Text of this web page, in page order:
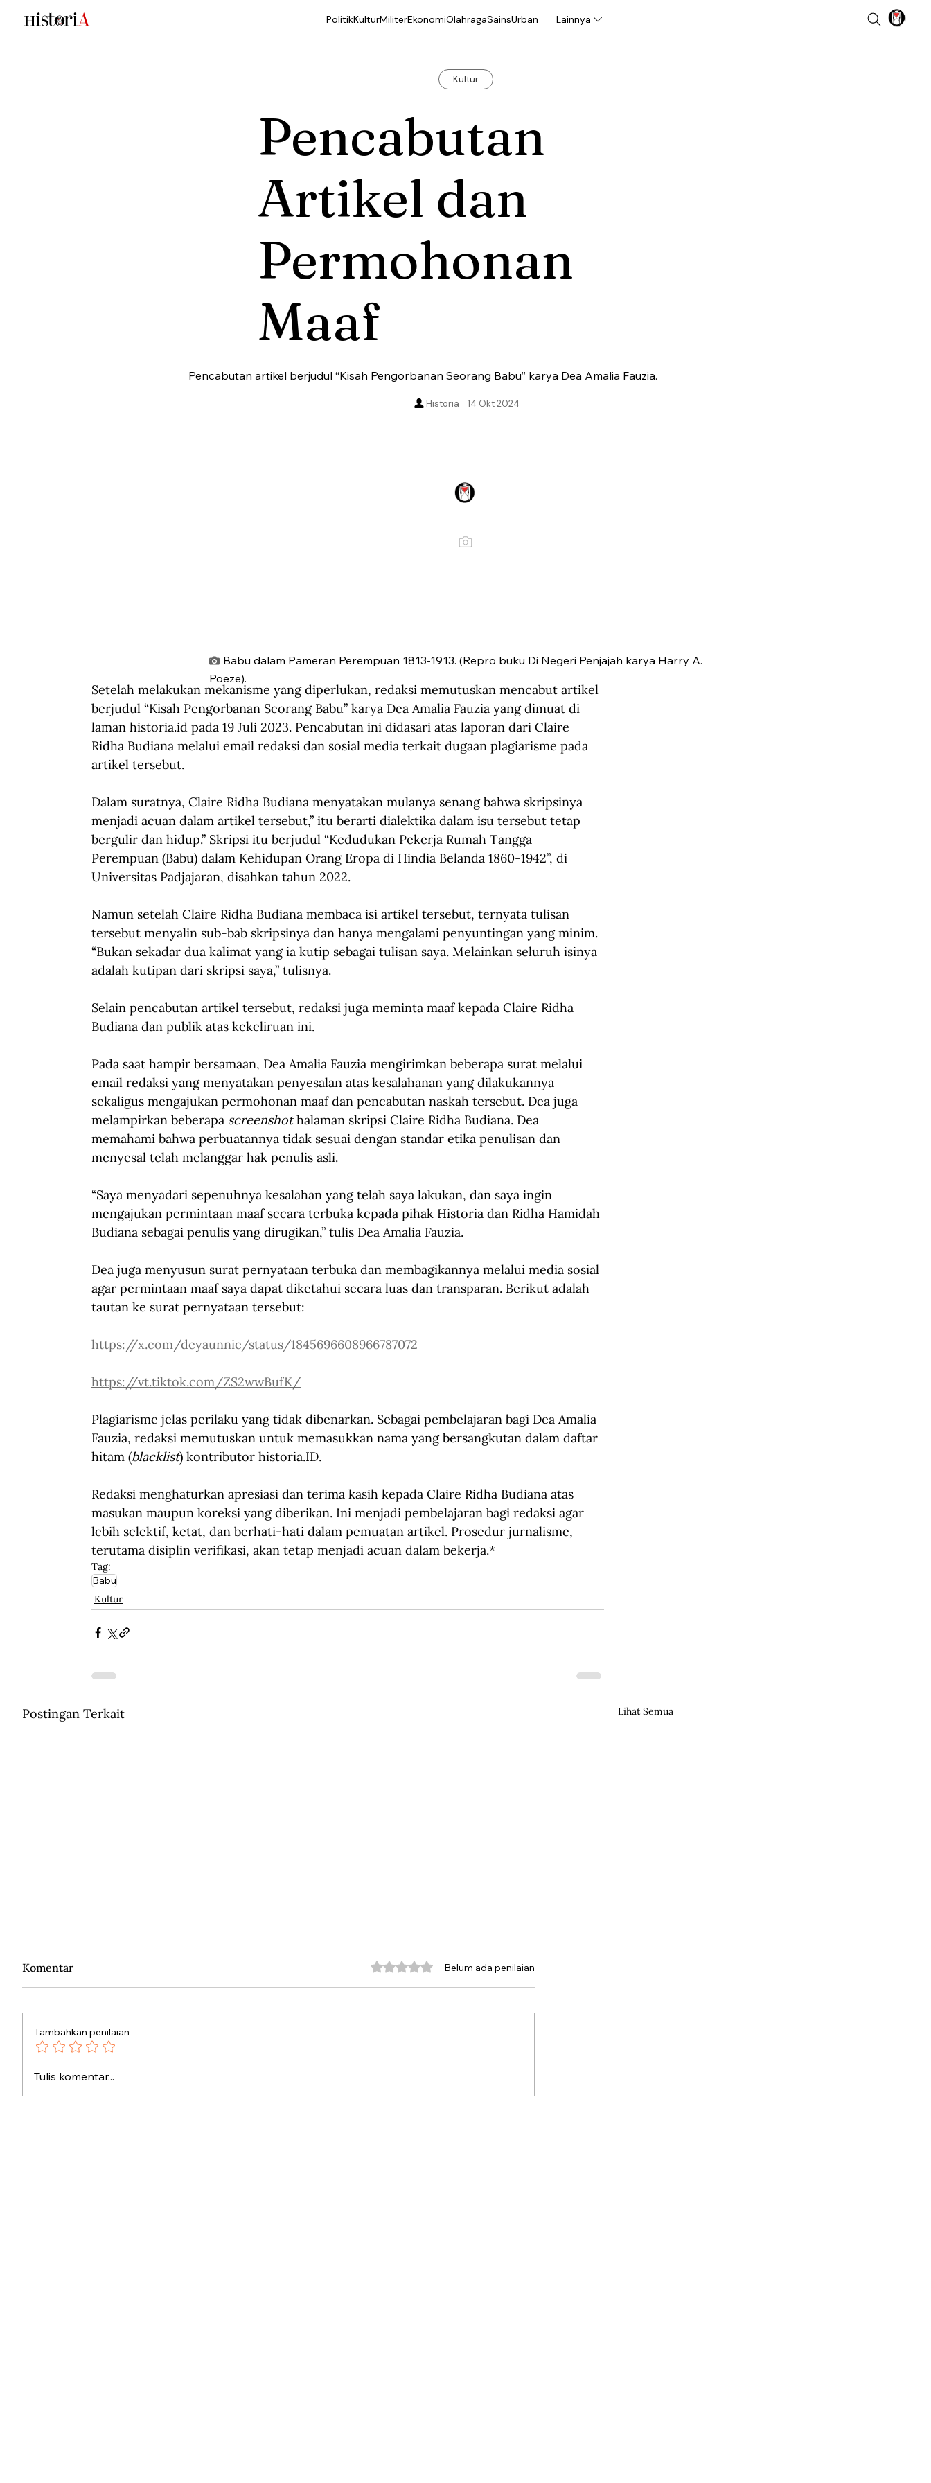
PolitikKulturMiliterEkonomiOlahragaSainsUrban Lainnya
Kultur
Pencabutan
Artikel dan
Permohonan
Maaf
Pencabutan artikel berjudul “Kisah Pengorbanan Seorang Babu” karya Dea Amalia Fauzia.
14 Okt 2024
Historia
Babu dalam Pameran Perempuan 1813-1913. (Repro buku Di Negeri Penjajah karya Harry A.
Poeze).
Setelah melakukan mekanisme yang diperlukan, redaksi memutuskan mencabut artikel
berjudul “Kisah Pengorbanan Seorang Babu” karya Dea Amalia Fauzia yang dimuat di
laman historia.id pada 19 Juli 2023. Pencabutan ini didasari atas laporan dari Claire
Ridha Budiana melalui email redaksi dan sosial media terkait dugaan plagiarisme pada
artikel tersebut.
Dalam suratnya, Claire Ridha Budiana menyatakan mulanya senang bahwa skripsinya
menjadi acuan dalam artikel tersebut,” itu berarti dialektika dalam isu tersebut tetap
bergulir dan hidup.” Skripsi itu berjudul “Kedudukan Pekerja Rumah Tangga
Perempuan (Babu) dalam Kehidupan Orang Eropa di Hindia Belanda 1860-1942”, di
Universitas Padjajaran, disahkan tahun 2022.
Namun setelah Claire Ridha Budiana membaca isi artikel tersebut, ternyata tulisan
tersebut menyalin sub-bab skripsinya dan hanya mengalami penyuntingan yang minim.
“Bukan sekadar dua kalimat yang ia kutip sebagai tulisan saya. Melainkan seluruh isinya
adalah kutipan dari skripsi saya,” tulisnya.
Selain pencabutan artikel tersebut, redaksi juga meminta maaf kepada Claire Ridha
Budiana dan publik atas kekeliruan ini.
Pada saat hampir bersamaan, Dea Amalia Fauzia mengirimkan beberapa surat melalui
email redaksi yang menyatakan penyesalan atas kesalahanan yang dilakukannya
sekaligus mengajukan permohonan maaf dan pencabutan naskah tersebut. Dea juga
melampirkan beberapa screenshot halaman skripsi Claire Ridha Budiana. Dea
memahami bahwa perbuatannya tidak sesuai dengan standar etika penulisan dan
menyesal telah melanggar hak penulis asli.
“Saya menyadari sepenuhnya kesalahan yang telah saya lakukan, dan saya ingin
mengajukan permintaan maaf secara terbuka kepada pihak Historia dan Ridha Hamidah
Budiana sebagai penulis yang dirugikan,” tulis Dea Amalia Fauzia.
Dea juga menyusun surat pernyataan terbuka dan membagikannya melalui media sosial
agar permintaan maaf saya dapat diketahui secara luas dan transparan. Berikut adalah
tautan ke surat pernyataan tersebut:
https://x.com/deyaunnie/status/1845696608966787072
https://vt.tiktok.com/ZS2wwBufK/
Plagiarisme jelas perilaku yang tidak dibenarkan. Sebagai pembelajaran bagi Dea Amalia
Fauzia, redaksi memutuskan untuk memasukkan nama yang bersangkutan dalam daftar
hitam (blacklist) kontributor historia.ID.
Redaksi menghaturkan apresiasi dan terima kasih kepada Claire Ridha Budiana atas
masukan maupun koreksi yang diberikan. Ini menjadi pembelajaran bagi redaksi agar
lebih selektif, ketat, dan berhati-hati dalam pemuatan artikel. Prosedur jurnalisme,
terutama disiplin verifikasi, akan tetap menjadi acuan dalam bekerja.*
Tag:
Babu
Kultur
Postingan Terkait Lihat Semua
Penutur Terakhir Bahasa
yang Punah
Nazi dengan Bunga
Pulang Odysseus
Komentar Dinilai 0 dari 5 bintang.
Belum ada penilaian
Tambahkan penilaian
Tulis komentar...